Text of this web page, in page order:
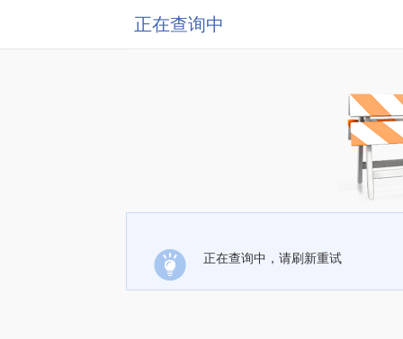
正在查询中
正在查询中，请刷新重试